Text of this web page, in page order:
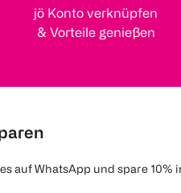
jö Konto verknüpfen
& Vorteile genießen
auf WhatsApp und spare 10%